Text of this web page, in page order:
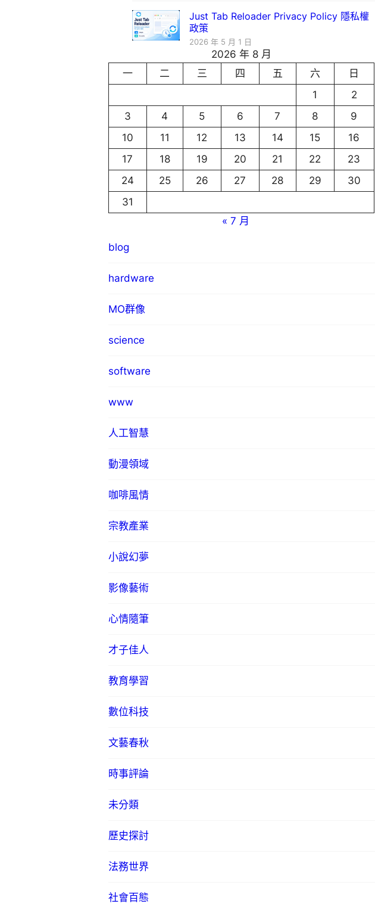
Just Tab Reloader Privacy Policy 隱私權
政策
2026 年 5 月 1 日
2026 年 8 月
一
二 三 四 五 六
日
1
2
3
4 5 6 7 8
9
10
11 12 13 14 15
16
17
18 19 20 21 22
23
24
25 26 27 28 29
30
31
« 7 月
blog
hardware
MO群像
science
software
www
人工智慧
動漫領域
咖啡風情
宗教產業
小說幻夢
影像藝術
心情隨筆
才子佳人
教育學習
數位科技
文藝春秋
時事評論
未分類
歷史探討
法務世界
社會百態